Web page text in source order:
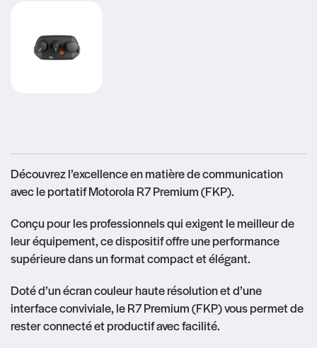
Découvrez l’excellence en matière de communication
avec le portatif Motorola R7 Premium (FKP).
Conçu pour les professionnels qui exigent le meilleur de
leur équipement, ce dispositif offre une performance
supérieure dans un format compact et élégant.
Doté d’un écran couleur haute résolution et d’une
interface conviviale, le R7 Premium (FKP) vous permet de
rester connecté et productif avec facilité.